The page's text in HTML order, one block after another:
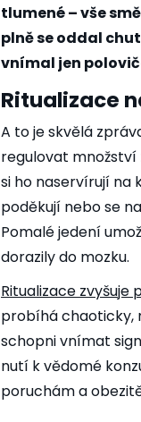
tlumené – vše
plně se oddal
vnímal jen
Ritualizace
A to je skvělá
regulovat množství
si ho naservírují na
poděkují nebo se
Pomalé jedení
dorazily do mozku.
Ritualizace
probíhá chaoticky,
schopni vnímat
nutí k vědomé
poruchám a